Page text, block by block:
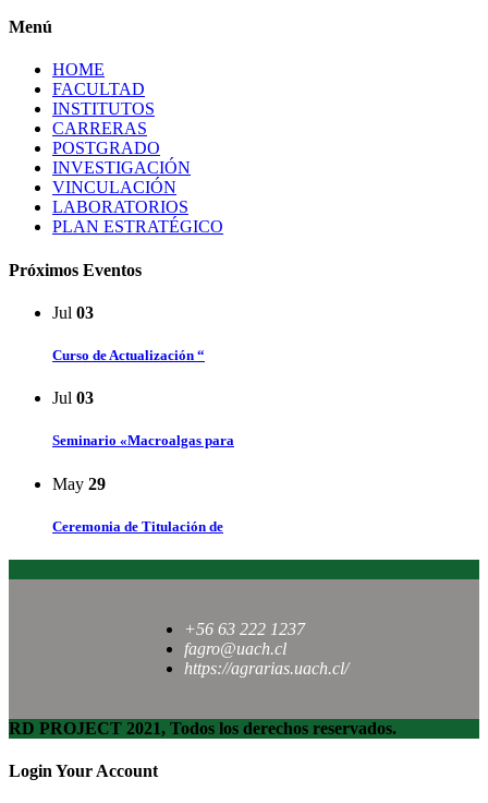
Menú
HOME
FACULTAD
INSTITUTOS
CARRERAS
POSTGRADO
INVESTIGACIÓN
VINCULACIÓN
LABORATORIOS
PLAN ESTRATÉGICO
Próximos Eventos
Jul 03
Curso de Actualización “
Jul 03
Seminario «Macroalgas para
May 29
Ceremonia de Titulación de
+56 63 222 1237
fagro@uach.cl
https://agrarias.uach.cl/
RD PROJECT 2021, Todos los derechos reservados.
Login Your Account